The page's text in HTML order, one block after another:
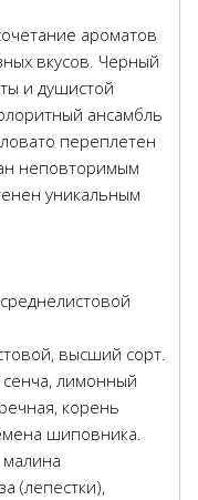
ароматов
вкусов. Черный
и душистой
ансамбль
переплетен
неповторимым
уникальным
высший сорт.
лимонный
корень
шиповника.
(лепестки),